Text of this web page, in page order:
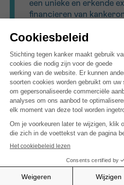
een unieke en erkende
financieren van
grootste zorg,
beheerd. Door de
bent u verzekerd van
en duurzame impact in
kanker.
Onze richtlijnen voor
WORD PARTNER